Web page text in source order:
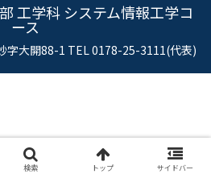
工学科 システム情報工学コ
ース
字大開88-1 TEL 0178-25-3111(代表)
検索 トップ サイドバー